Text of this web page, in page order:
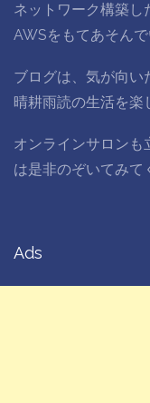
ネットワーク構築し
AWSをもてあそんで
ブログは、気が向い
晴耕雨読の生活を楽
オンラインサロン
は是非のぞいてみて
Ads